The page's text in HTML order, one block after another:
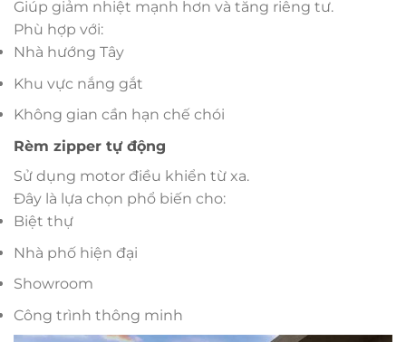
Giúp giảm nhiệt mạnh hơn và tăng riêng tư.
Phù hợp với:
Nhà hướng Tây
Khu vực nắng gắt
Không gian cần hạn chế chói
Rèm zipper tự động
Sử dụng motor điều khiển từ xa.
Đây là lựa chọn phổ biến cho:
Biệt thự
Nhà phố hiện đại
Showroom
Công trình thông minh